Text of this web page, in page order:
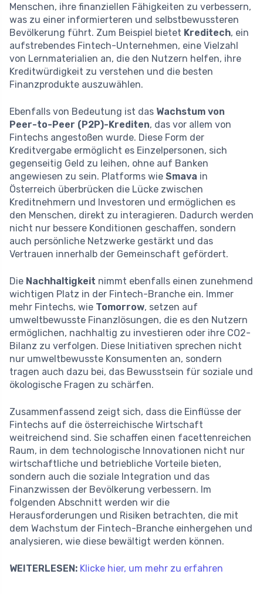
Menschen, ihre finanziellen Fähigkeiten zu verbessern,
was zu einer informierteren und selbstbewussteren
Bevölkerung führt. Zum Beispiel bietet Kreditech, ein
aufstrebendes Fintech-Unternehmen, eine Vielzahl
von Lernmaterialien an, die den Nutzern helfen, ihre
Kreditwürdigkeit zu verstehen und die besten
Finanzprodukte auszuwählen.
Ebenfalls von Bedeutung ist das Wachstum von
Peer-to-Peer (P2P)-Krediten, das vor allem von
Fintechs angestoßen wurde. Diese Form der
Kreditvergabe ermöglicht es Einzelpersonen, sich
gegenseitig Geld zu leihen, ohne auf Banken
angewiesen zu sein. Platforms wie Smava in
Österreich überbrücken die Lücke zwischen
Kreditnehmern und Investoren und ermöglichen es
den Menschen, direkt zu interagieren. Dadurch werden
nicht nur bessere Konditionen geschaffen, sondern
auch persönliche Netzwerke gestärkt und das
Vertrauen innerhalb der Gemeinschaft gefördert.
Die Nachhaltigkeit nimmt ebenfalls einen zunehmend
wichtigen Platz in der Fintech-Branche ein. Immer
mehr Fintechs, wie Tomorrow, setzen auf
umweltbewusste Finanzlösungen, die es den Nutzern
ermöglichen, nachhaltig zu investieren oder ihre CO2-
Bilanz zu verfolgen. Diese Initiativen sprechen nicht
nur umweltbewusste Konsumenten an, sondern
tragen auch dazu bei, das Bewusstsein für soziale und
ökologische Fragen zu schärfen.
Zusammenfassend zeigt sich, dass die Einflüsse der
Fintechs auf die österreichische Wirtschaft
weitreichend sind. Sie schaffen einen facettenreichen
Raum, in dem technologische Innovationen nicht nur
wirtschaftliche und betriebliche Vorteile bieten,
sondern auch die soziale Integration und das
Finanzwissen der Bevölkerung verbessern. Im
folgenden Abschnitt werden wir die
Herausforderungen und Risiken betrachten, die mit
dem Wachstum der Fintech-Branche einhergehen und
analysieren, wie diese bewältigt werden können.
WEITERLESEN: Klicke hier, um mehr zu erfahren